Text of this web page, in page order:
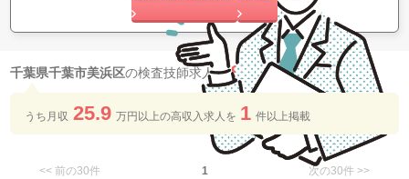
千葉県千葉市美浜区の検査技師求人が 9 件 見つかりました
うち月収 25.9 万円以上の​高収入求人を​ 1 件以上​掲載
<< 前の30件 1 次の30件 >>